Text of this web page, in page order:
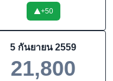
+50
5 กันยายน 2559
21,800